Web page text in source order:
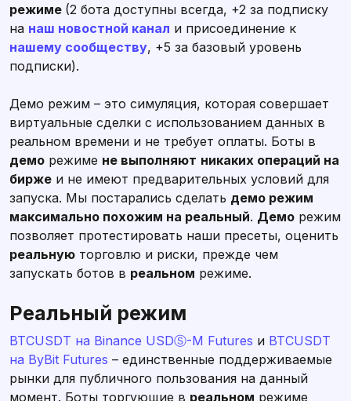
режиме (2 бота доступны всегда, +2 за подписку
на наш новостной канал и присоединение к
нашему сообществу, +5 за базовый уровень
подписки).
Демо режим – это симуляция, которая совершает
виртуальные сделки с использованием данных в
реальном времени и не требует оплаты. Боты в
демо режиме не выполняют никаких операций на
бирже и не имеют предварительных условий для
запуска. Мы постарались сделать демо режим
максимально похожим на реальный. Демо режим
позволяет протестировать наши пресеты, оценить
реальную торговлю и риски, прежде чем
запускать ботов в реальном режиме.
Реальный режим
BTCUSDT на Binance USDⓈ-M Futures и BTCUSDT
на ByBit Futures – единственные поддерживаемые
рынки для публичного пользования на данный
момент. Боты торгующие в реальном режиме